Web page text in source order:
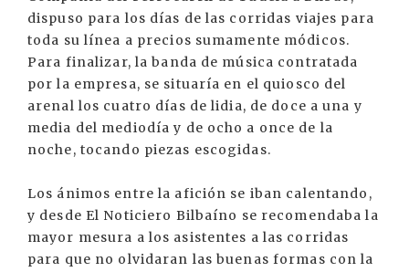
dispuso para los días de las corridas viajes para
toda su línea a precios sumamente módicos.
Para finalizar, la banda de música contratada
por la empresa, se situaría en el quiosco del
arenal los cuatro días de lidia, de doce a una y
media del mediodía y de ocho a once de la
noche, tocando piezas escogidas.
Los ánimos entre la afición se iban calentando,
y desde El Noticiero Bilbaíno se recomendaba la
mayor mesura a los asistentes a las corridas
para que no olvidaran las buenas formas con la